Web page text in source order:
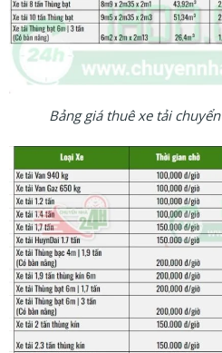
Bảng giá thuê xe tải